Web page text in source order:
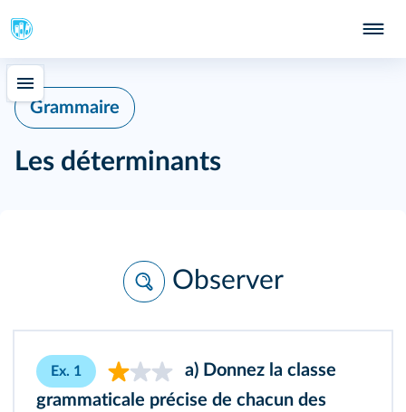
Grammaire
Les déterminants
Observer
Ex. 1
a) Donnez la classe
grammaticale précise de chacun des